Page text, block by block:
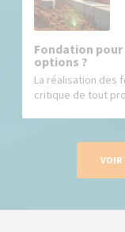
Fondation
options ?
La réalisation des
critique de tout
VOIR